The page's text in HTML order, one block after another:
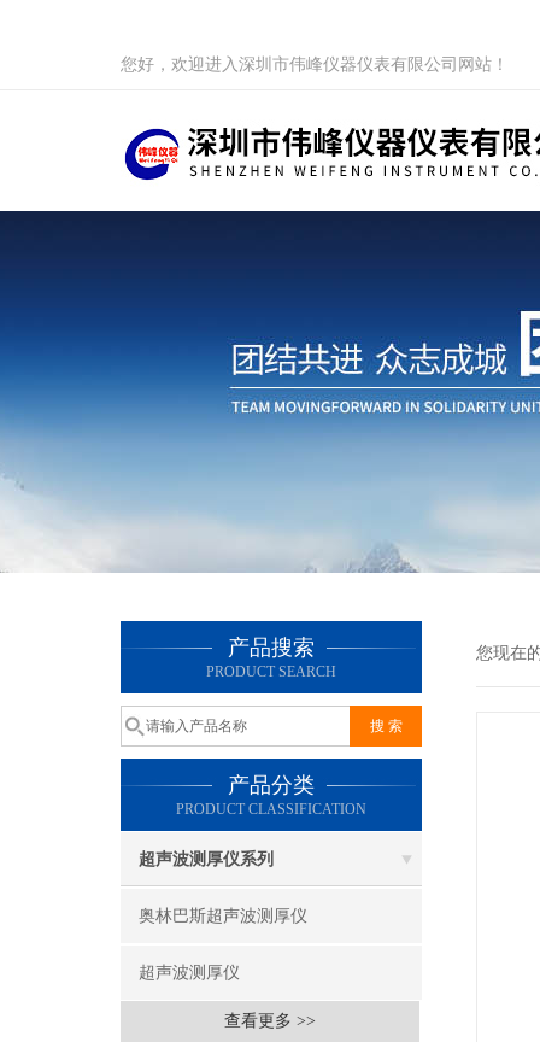
您好，欢迎进入深圳市伟峰仪器仪表有限公司网站！
产品搜索
PRODUCT SEARCH
产品分类
PRODUCT CLASSIFICATION
超声波测厚仪系列
奥林巴斯超声波测厚仪
超声波测厚仪
查看更多 >>
您现在